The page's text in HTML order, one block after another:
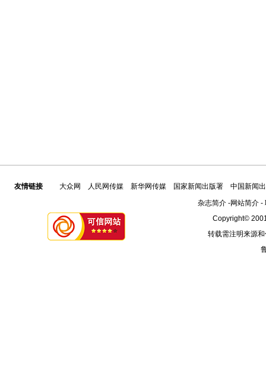
友情链接 大众网 人民网传媒 新华网传媒 国家新闻出版署
中国新闻
杂志简介-网站简介-
Copyright©
转载需注明来源